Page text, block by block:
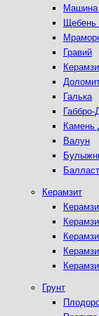
Щебень
Гравий
Галька
Габбро-
Камень
Валун
Керамзит
Грунт